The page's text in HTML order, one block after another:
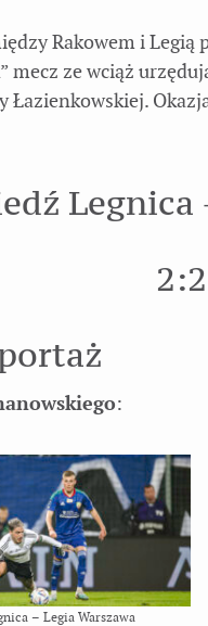
Rakowem i Legią
mecz ze wciąż
Łazienkowskiej.
Legnica
:
– Legia Warszawa